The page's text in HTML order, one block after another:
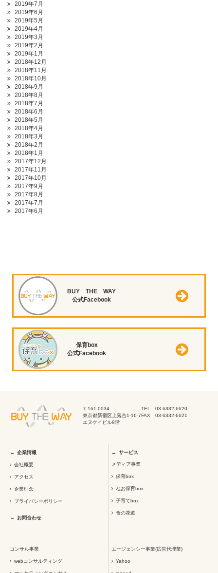
2019年7月
2019年6月
2019年5月
2019年4月
2019年3月
2019年2月
2019年1月
2018年12月
2018年11月
2018年10月
2018年9月
2018年8月
2018年7月
2018年6月
2018年5月
2018年4月
2018年3月
2018年2月
2018年1月
2017年12月
2017年11月
2017年10月
2017年9月
2017年8月
2017年7月
2017年6月
BUY THE WAY
公式Facebook
保育box
公式Facebook
〒161-0034
東京都新宿区上落合1-16-7
エヌケイビル9階
TEL 03-6332-6620
FAX 03-6332-6621
企業情報
会社概要
アクセス
企業理念
プライバシーポリシー
お問合わせ
サービス
メディア事業
保育box
ねお保育box
子育てbox
食の花道
コンサル事業
webコンサルティング
エージェンシー事業(広告代理業)
Yahoo